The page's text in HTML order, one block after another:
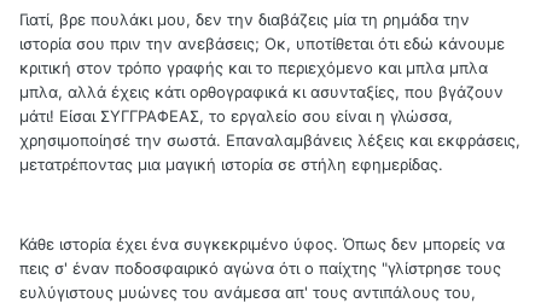
Γιατί, βρε πουλάκι μου, δεν την διαβάζεις μία τη ρημάδα την
ιστορία σου πριν την ανεβάσεις; Οκ, υποτίθεται ότι εδώ κάνουμε
κριτική στον τρόπο γραφής και το περιεχόμενο και μπλα μπλα
μπλα, αλλά έχεις κάτι ορθογραφικά κι ασυνταξίες, που βγάζουν
μάτι! Είσαι ΣΥΓΓΡΑΦΕΑΣ, το εργαλείο σου είναι η γλώσσα,
χρησιμοποίησέ την σωστά. Επαναλαμβάνεις λέξεις και εκφράσεις,
μετατρέποντας μια μαγική ιστορία σε στήλη εφημερίδας.
Κάθε ιστορία έχει ένα συγκεκριμένο ύφος. Όπως δεν μπορείς να
πεις σ' έναν ποδοσφαιρικό αγώνα ότι ο παίχτης "γλίστρησε τους
ευλύγιστους μυώνες του ανάμεσα απ' τους αντιπάλους του,